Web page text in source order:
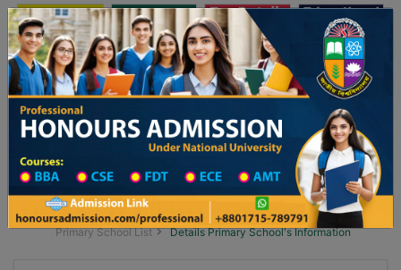
Toggle navigation অনার্স ভর্তি প্রফেশনাল অনার্স
Updates
২৬ শিক্ষাবর্ষের ১ম বর্ষের ভর্তি আবেদন বিজ্ঞপ্তি ঢাকা বিশ্ববিদ্যালয় ২০২৫-২৬ শিক্ষাবর্ষে
Division List
Primary School District Wise
Primary School in দৌলতপুর
Primary School List
Details Primary School's Information